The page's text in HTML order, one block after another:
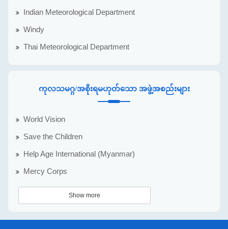
Indian Meteorological Department
Windy
Thai Meteorological Department
ကုလသမဂ္ဂ/အစိုးရမဟုတ်သော အဖွဲ့အစည်းများ
World Vision
Save the Children
Help Age International (Myanmar)
Mercy Corps
Show more